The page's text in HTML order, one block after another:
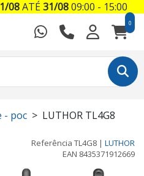
0
- poc LUTHOR TL4G8
Referência TL4G8 | LUTHOR
EAN 8435371912669
08ATÉ31/0809:00 - 15:00